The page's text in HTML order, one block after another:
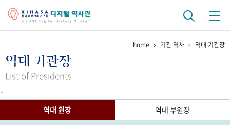
걸어온 길 기관 변천사
연구 역사
정책과 연구 키워드로 보는 연구 역사
연구자들
home 기관 역사 역대 기관장
역대 기관장
List of Presidents
`
역대 원장
역대 부원장